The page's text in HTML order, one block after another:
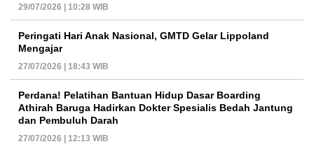
29/07/2026 | 10:28 WIB
Peringati Hari Anak Nasional, GMTD Gelar Lippoland
Mengajar
27/07/2026 | 18:43 WIB
Perdana! Pelatihan Bantuan Hidup Dasar Boarding
Athirah Baruga Hadirkan Dokter Spesialis Bedah Jantung
dan Pembuluh Darah
27/07/2026 | 12:13 WIB